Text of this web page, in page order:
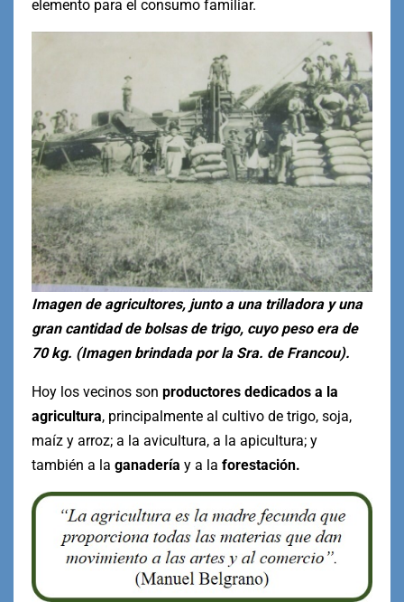
elemento para el consumo familiar.
Imagen de agricultores, junto a una trilladora y una
gran cantidad de bolsas de trigo, cuyo peso era de
70 kg. (Imagen brindada por la Sra. de Francou).
Hoy los vecinos son productores dedicados a la
agricultura, principalmente al cultivo de trigo, soja,
maíz y arroz; a la avicultura, a la apicultura; y
también a la ganadería y a la forestación.